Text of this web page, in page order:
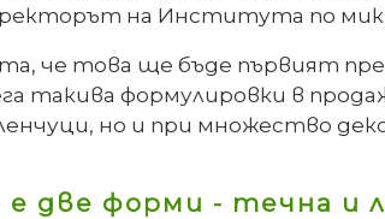
на Института по
че това ще бъде първият
такива формулировки в
но и при множество
две форми - течна и